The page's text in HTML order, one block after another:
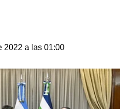
2022 a las 01:00